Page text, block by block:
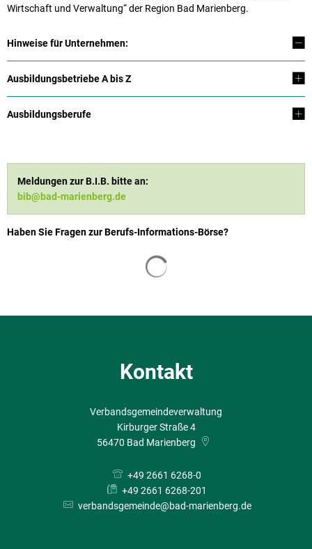
Wirtschaft und Verwaltung“ der Region Bad Marienberg.
Hinweise für Unternehmen:
Ausbildungsbetriebe A bis Z
Ausbildungsberufe
Meldungen zur B.I.B. bitte an:
bib@bad-marienberg.de
Haben Sie Fragen zur Berufs-Informations-Börse?
Kontakt
Verbandsgemeindeverwaltung
Kirburger Straße 4
56470 Bad Marienberg
+49 2661 6268-0
+49 2661 6268-201
verbandsgemeinde@bad-marienberg.de